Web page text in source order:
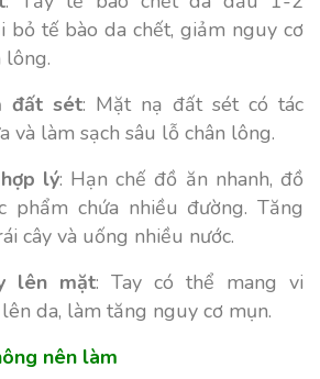
tế bào da chết, giảm nguy cơ
lông.
đất sét: Mặt nạ đất sét có tác
và làm sạch sâu lỗ chân lông.
lý: Hạn chế đồ ăn nhanh, đồ
phẩm chứa nhiều đường. Tăng
cây và uống nhiều nước.
lên mặt: Tay có thể mang vi
da, làm tăng nguy cơ mụn.
nên làm